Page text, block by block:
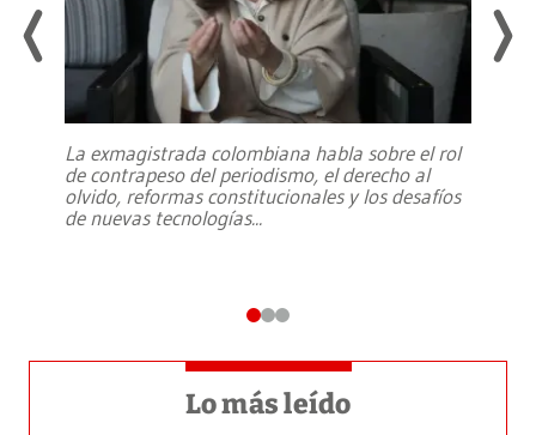
La exmagistrada colombiana habla sobre el rol
de contrapeso del periodismo, el derecho al
olvido, reformas constitucionales y los desafíos
de nuevas tecnologías...
Lo más leído